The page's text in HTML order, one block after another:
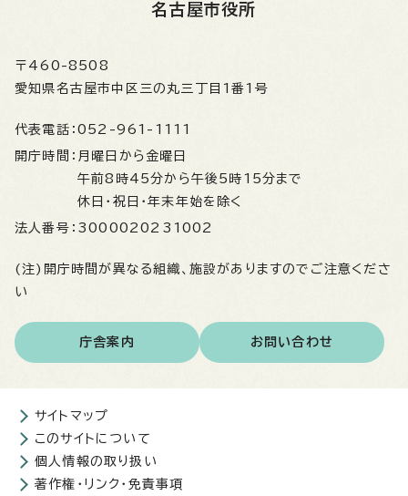
名古屋市役所
〒460-8508
愛知県名古屋市中区三の丸三丁目1番1号
代表電話： 052-961-1111
開庁時間： 月曜日から金曜日
午前8時45分から午後5時15分まで
休日・祝日・年末年始を除く
法人番号： 3000020231002
(注)開庁時間が異なる組織、施設がありますのでご注意くださ
い
庁舎案内 お問い合わせ
サイトマップ
このサイトについて
個人情報の取り扱い
著作権・リンク・免責事項